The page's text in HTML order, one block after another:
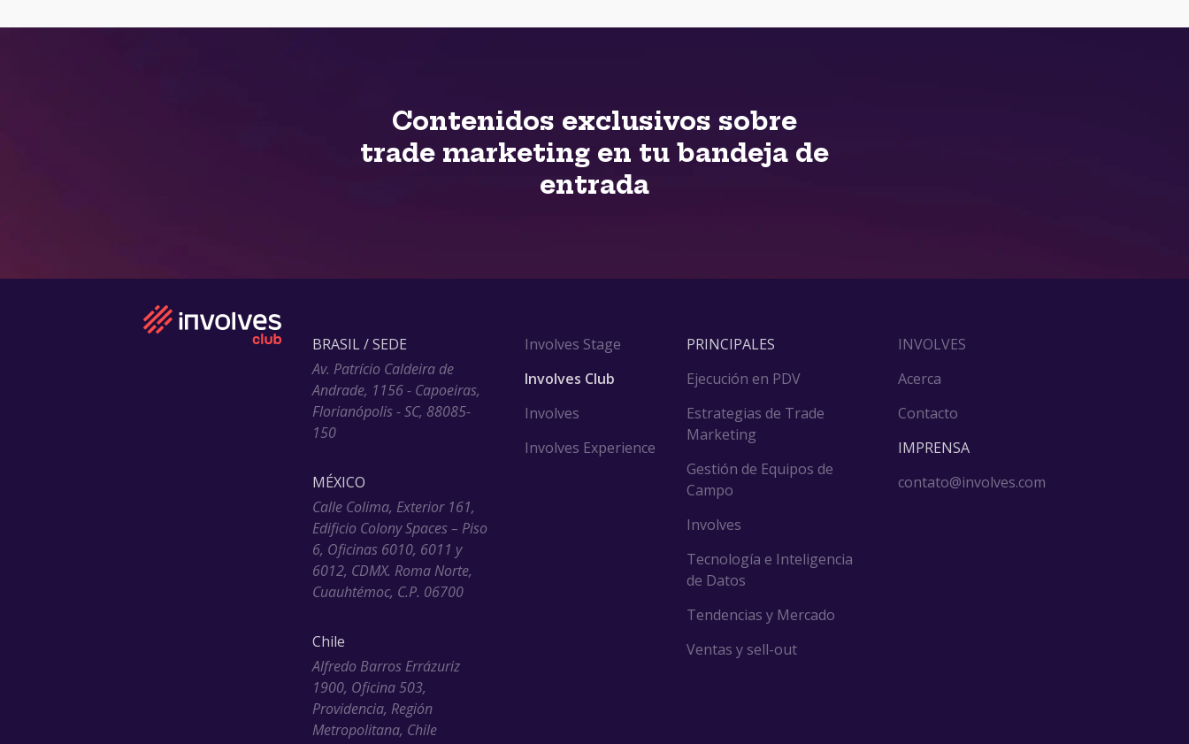
Contenidos exclusivos sobre
trade marketing en tu bandeja de
entrada
BRASIL / SEDE
Av. Patrício Caldeira de
Andrade, 1156 - Capoeiras,
Florianópolis - SC, 88085-
150
MÉXICO
Calle Colima, Exterior 161,
Edificio Colony Spaces – Piso
6, Oficinas 6010, 6011 y
6012, CDMX. Roma Norte,
Cuauhtémoc, C.P. 06700
Chile
Alfredo Barros Errázuriz
1900, Oficina 503,
Providencia, Región
Metropolitana, Chile
Involves Stage
Involves Club
Involves
Involves Experience
PRINCIPALES
Ejecución en PDV
Estrategias de Trade
Marketing
Gestión de Equipos de
Campo
Involves
Tecnología e Inteligencia
de Datos
Tendencias y Mercado
Ventas y sell-out
INVOLVES
Acerca
Contacto
IMPRENSA
contato@involves.com